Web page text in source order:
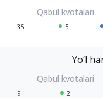
35 5
Yo‘l
9 2